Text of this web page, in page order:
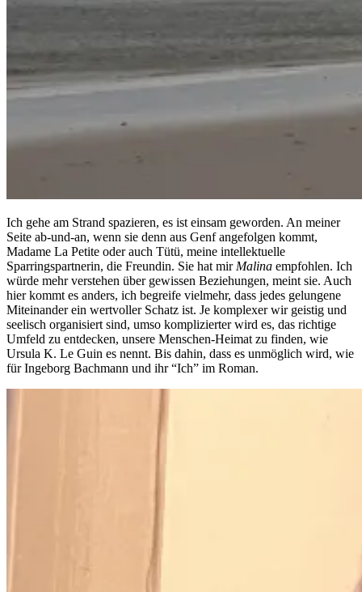
Ich gehe am Strand spazieren, es ist einsam geworden. An meiner
Seite ab-und-an, wenn sie denn aus Genf angefolgen kommt,
Madame La Petite oder auch Tütü, meine intellektuelle
Sparringspartnerin, die Freundin. Sie hat mir Malina empfohlen. Ich
würde mehr verstehen über gewissen Beziehungen, meint sie. Auch
hier kommt es anders, ich begreife vielmehr, dass jedes gelungene
Miteinander ein wertvoller Schatz ist. Je komplexer wir geistig und
seelisch organisiert sind, umso komplizierter wird es, das richtige
Umfeld zu entdecken, unsere Menschen-Heimat zu finden, wie
Ursula K. Le Guin es nennt. Bis dahin, dass es unmöglich wird, wie
für Ingeborg Bachmann und ihr “Ich” im Roman.